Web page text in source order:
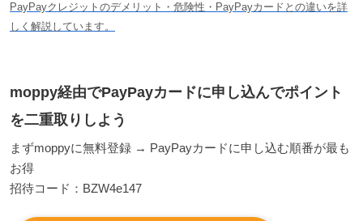
PayPayクレジットのデメリット・危険性・PayPayカードとの違いを詳
しく解説しています。
moppy経由でPayPayカードに申し込んでポイント
を二重取りしよう
まずmoppyに無料登録 → PayPayカードに申し込む順番が最も
お得
招待コード：BZW4e147